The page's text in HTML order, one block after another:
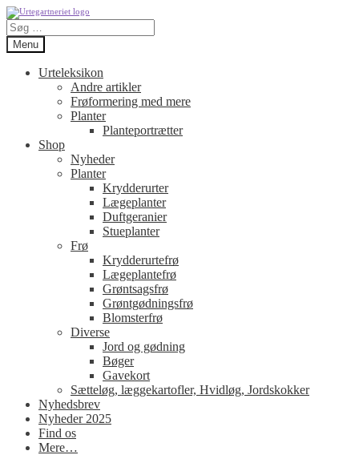
Spring
til
navigation
Spring
til
indhold
Søg
efter:
Menu
Urteleksikon
Andre artikler
Frøformering med mere
Planter
Planteportrætter
Shop
Nyheder
Planter
Krydderurter
Lægeplanter
Duftgeranier
Stueplanter
Frø
Krydderurtefrø
Lægeplantefrø
Grøntsagsfrø
Grøntgødningsfrø
Blomsterfrø
Diverse
Jord og gødning
Bøger
Gavekort
Sætteløg, læggekartofler, Hvidløg, Jordskokker
Nyhedsbrev
Nyheder 2025
Find os
Mere…